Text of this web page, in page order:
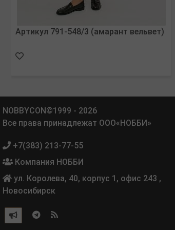
Артикул 791-548/3 (амарант вельвет)
NOBBYCON©1999 - 2026
Все права принадлежат ООО«НОББИ»
+7(383) 213-77-55
Компания НОББИ
ул. Королева, 40, корпус 1, офис 243 ,
Новосибирск